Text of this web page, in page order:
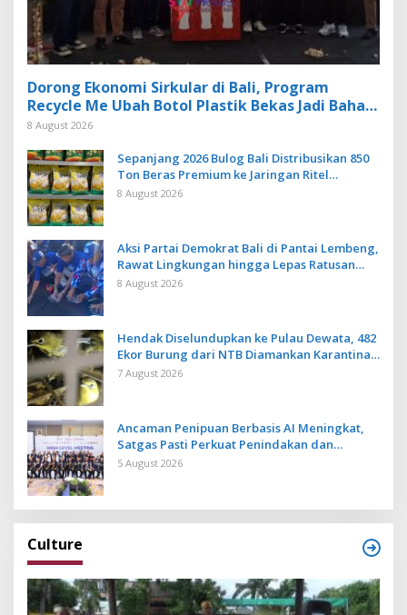
Dorong Ekonomi Sirkular di Bali, Program
Recycle Me Ubah Botol Plastik Bekas Jadi Bahan
Baku Baru
8 August 2026
Sepanjang 2026 Bulog Bali Distribusikan 850
Ton Beras Premium ke Jaringan Ritel
Moderen
8 August 2026
Aksi Partai Demokrat Bali di Pantai Lembeng,
Rawat Lingkungan hingga Lepas Ratusan
Tukik Bedawang Nala
8 August 2026
Hendak Diselundupkan ke Pulau Dewata, 482
Ekor Burung dari NTB Diamankan Karantina
Bali
7 August 2026
Ancaman Penipuan Berbasis AI Meningkat,
Satgas Pasti Perkuat Penindakan dan
Pengembangan Aplikasi Anti Penipuan
5 August 2026
Culture